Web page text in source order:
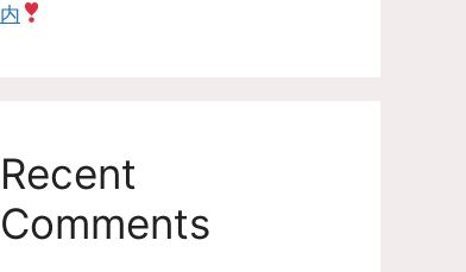
内
Recent
Comments